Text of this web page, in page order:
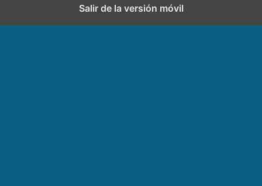
Salir de la versión móvil